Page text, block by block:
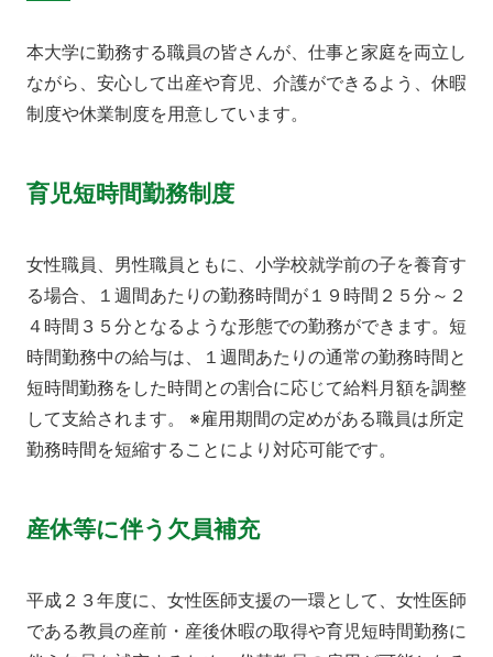
本大学に勤務する職員の皆さんが、仕事と家庭を両立し
ながら、安心して出産や育児、介護ができるよう、休暇
制度や休業制度を用意しています。
育児短時間勤務制度
女性職員、男性職員ともに、小学校就学前の子を養育す
る場合、１週間あたりの勤務時間が１９時間２５分～２
４時間３５分となるような形態での勤務ができます。短
時間勤務中の給与は、１週間あたりの通常の勤務時間と
短時間勤務をした時間との割合に応じて給料月額を調整
して支給されます。 ※雇用期間の定めがある職員は所定
勤務時間を短縮することにより対応可能です。
産休等に伴う欠員補充
平成２３年度に、女性医師支援の一環として、女性医師
である教員の産前・産後休暇の取得や育児短時間勤務に